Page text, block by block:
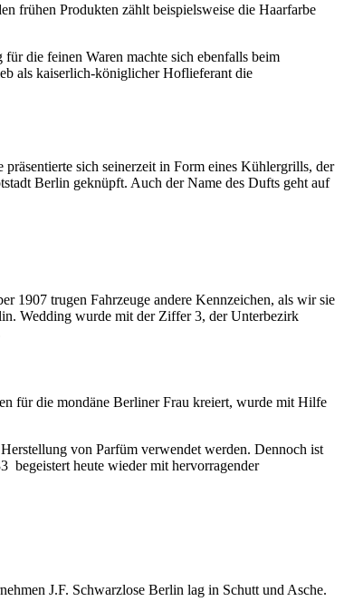
frühen Produkten zählt beispielsweise die Haarfarbe
die feinen Waren machte sich ebenfalls beim
als kaiserlich-königlicher Hoflieferant die
sich seinerzeit in Form eines Kühlergrills, der
Berlin geknüpft. Auch der Name des Dufts geht auf
1907 trugen Fahrzeuge andere Kennzeichen, als wir sie
Wedding wurde mit der Ziffer 3, der Unterbezirk
für die mondäne Berliner Frau kreiert, wurde mit Hilfe
von Parfüm verwendet werden. Dennoch ist
begeistert heute wieder mit hervorragender
J.F. Schwarzlose Berlin lag in Schutt und Asche.